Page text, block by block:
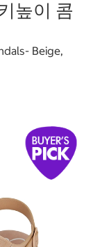
높이 콤
Beige,